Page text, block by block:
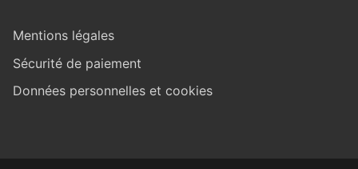
Mentions légales
Sécurité de paiement
Données personnelles et cookies